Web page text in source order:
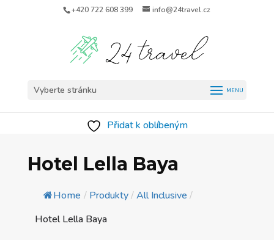
+420 722 608 399 info@24travel.cz
Vyberte stránku
Přidat k oblíbeným
Hotel Lella Baya
Home / Produkty/All Inclusive /
Hotel Lella Baya